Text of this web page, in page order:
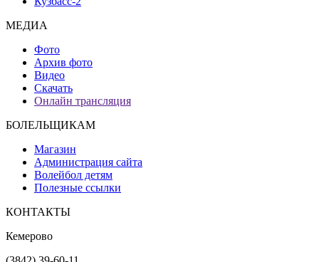
МЕДИА
Фото
Архив фото
Видео
Скачать
Онлайн трансляция
БОЛЕЛЬЩИКАМ
Магазин
Администрация сайта
Волейбол детям
Полезные ссылки
КОНТАКТЫ
Кемерово